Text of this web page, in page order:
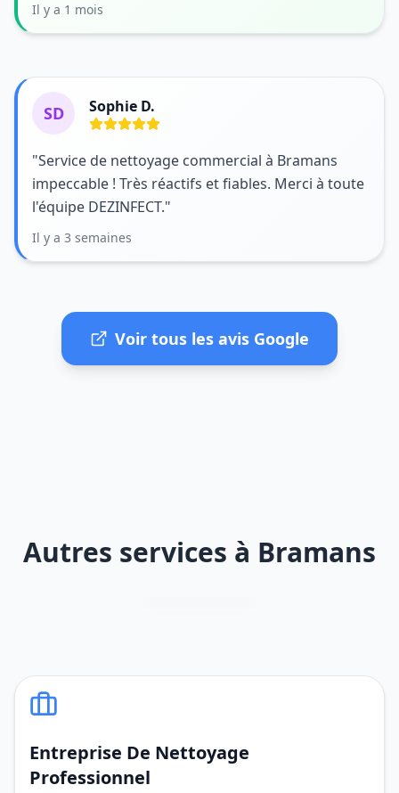
Il y a 1 mois
SD Sophie D.
"Service de nettoyage commercial à Bramans
impeccable ! Très réactifs et fiables. Merci à toute
l'équipe DEZINFECT."
Il y a 3 semaines
Voir tous les avis Google
Autres services à Bramans
Entreprise De Nettoyage
Professionnel